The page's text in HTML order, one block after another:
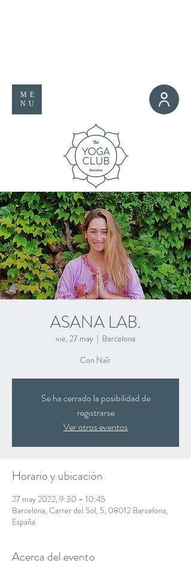
ME
NU
ASANA LAB.
vie, 27 may
  |
Barcelona
Con Naïr
Se ha cerrado la posibilidad de
registrarse
Ver otros eventos
Horario y ubicación
27 may 2022, 9:30 – 10:45
Barcelona, Carrer del Sol, 5, 08012 Barcelona,
España
Acerca del evento